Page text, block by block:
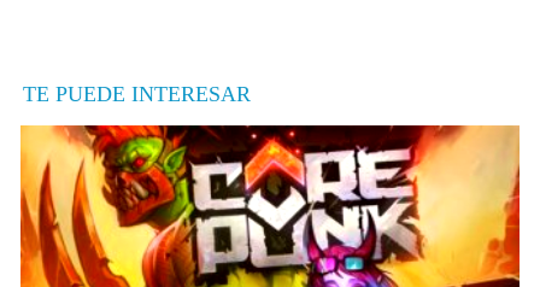
TE PUEDE INTERESAR